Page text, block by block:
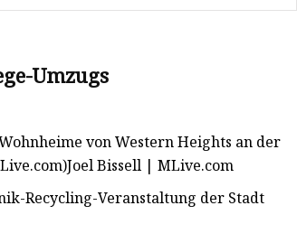
Umzugs
von Western Heights an der
Bissell | MLive.com
Recycling-Veranstaltung der Stadt